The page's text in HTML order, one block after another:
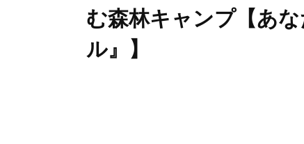
む森林キャンプ【あ
ル』】